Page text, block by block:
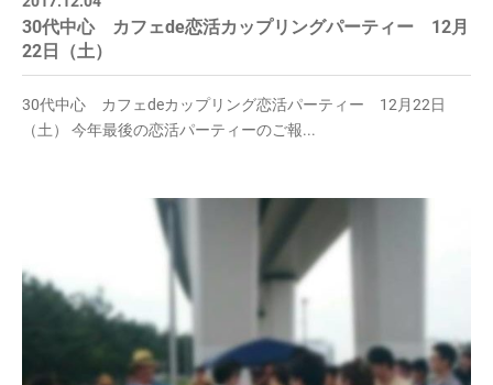
30代中心 カフェde恋活カップリングパーティー 12月
22日（土）
30代中心 カフェdeカップリング恋活パーティー 12月22日
（土） 今年最後の恋活パーティーのご報...